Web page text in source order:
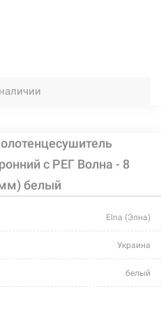
с РЕГ Волна - 8
белый
Elna (Элна)
Украина
белый